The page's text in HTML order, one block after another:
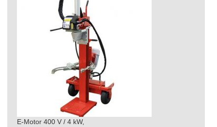
E-Motor 400 V / 4 kW,